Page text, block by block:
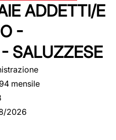
ADDETTI/E
-
SALUZZESE
mensile
2026